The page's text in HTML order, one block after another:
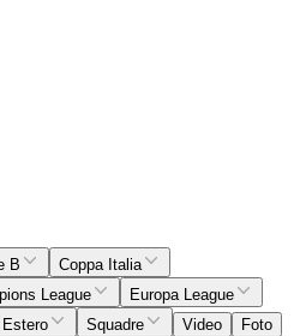
B
Coppa Italia
League
Europa League
Squadre Video
Foto